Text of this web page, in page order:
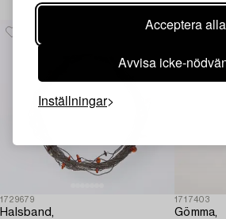
Acceptera alla
Avvisa icke-
Inställningar
1729679
Halsband,
1717403
Gömma,